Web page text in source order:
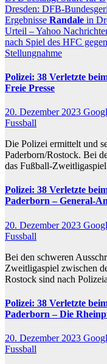
Dresden: DFB-
Ergebnisse Randale in
Urteil – Yahoo
nach Spiel des HFC
Stellungnahme
Polizei: 38 Verletzte
Freie Presse
20. Dezember 2023
Fussball
Die Polizei ermittelt und
Paderborn/Rostock. Bei
das Fußball-
Polizei: 38 Verletzte
Paderborn – General-
20. Dezember 2023
Fussball
Bei den schweren
Zweitligaspiel zwischen
Rostock sind nach
Polizei: 38 Verletzte
Paderborn – Die
20. Dezember 2023
Fussball